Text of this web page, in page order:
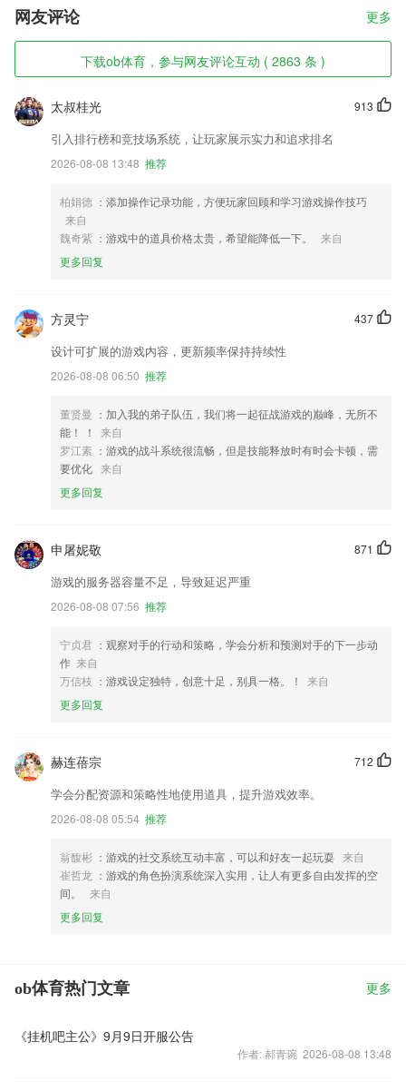
网友评论 更多
下载ob体育，参与网友评论互动 ( 2863 条 )
913
太叔桂光
引入排行榜和竞技场系统，让玩家展示实力和追求排名
2026-08-08 13:48 推荐
柏娟德 ：添加操作记录功能，方便玩家回顾和学习游戏操作技巧
来自
魏奇紫 ：游戏中的道具价格太贵，希望能降低一下。
来自
更多回复
437
方灵宁
设计可扩展的游戏内容，更新频率保持持续性
2026-08-08 06:50 推荐
董贤曼 ：加入我的弟子队伍，我们将一起征战游戏的巅峰，无所不
能！ ！
来自
罗江素 ：游戏的战斗系统很流畅，但是技能释放时有时会卡顿，需
要优化 来自
更多回复
871
申屠妮敬
游戏的服务器容量不足，导致延迟严重
2026-08-08 07:56 推荐
宁贞君 ：观察对手的行动和策略，学会分析和预测对手的下一步动
作 来自
万信枝 ：游戏设定独特，创意十足，别具一格。！
来自
更多回复
712
赫连蓓宗
学会分配资源和策略性地使用道具，提升游戏效率。
2026-08-08 05:54 推荐
翁馥彬 ：游戏的社交系统互动丰富，可以和好友一起玩耍 来自
崔哲龙 ：游戏的角色扮演系统深入实用，让人有更多自由发挥的空
间。
来自
更多回复
ob体育热门文章 更多
《挂机吧主公》9月9日开服公告
作者: 郝青琬 2026-08-08 13:48